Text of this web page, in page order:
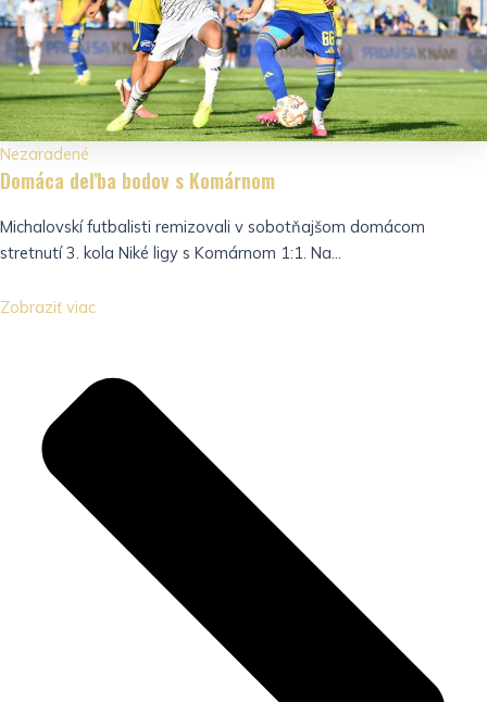
Nezaradené
Domáca deľba bodov s Komárnom
Michalovskí futbalisti remizovali v sobotňajšom domácom
stretnutí 3. kola Niké ligy s Komárnom 1:1. Na...
Zobraziť viac